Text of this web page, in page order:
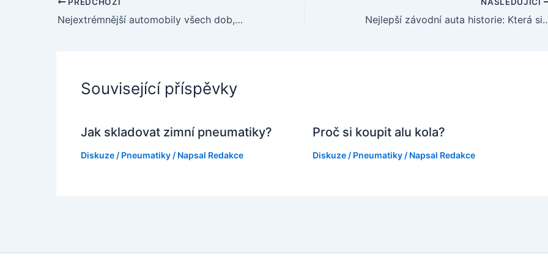
Nejextrémnější automobily všech dob, které si zamilujete a závidět Nejlepší závodní auta
Související příspěvky
Jak skladovat zimní pneumatiky?
Diskuze / Pneumatiky / Napsal Redakce
Proč si koupit alu kola?
Diskuze / Pneumatiky/ Napsal Redakce